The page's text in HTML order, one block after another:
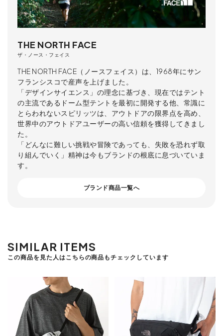
THE NORTH FACE
ザ・ノース・フェイス
THE NORTH FACE（ノースフェイス）は、1968年にサン
フランシスコで産声を上げました。
「デザインサイエンス」の理念に基づき、現在ではテント
の主流であるドーム型テントを最初に開発する他、常識に
とらわれないスピリッツは、アウトドアの限界点を高め、
世界中のアウトドアユーザーの高い信頼を獲得してきまし
た。
「どんなに難しい挑戦や冒険であっても、失敗を恐れず取
り組んでいく」精神は今もブランドの根底に息づいていま
す。
ブランド商品一覧へ
SIMILAR ITEMS
この商品を見た人はこちらの商品もチェックしています